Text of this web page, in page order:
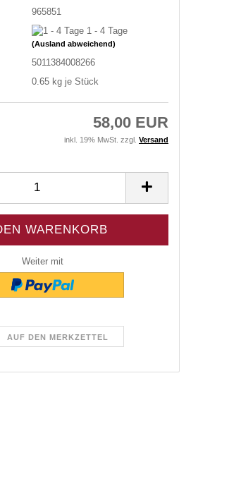
965851
1 - 4 Tage
(Ausland abweichend)
5011384008266
0.65 kg je Stück
58,00 EUR
inkl. 19% MwSt. zzgl. Versand
Weiter mit
AUF DEN MERKZETTEL